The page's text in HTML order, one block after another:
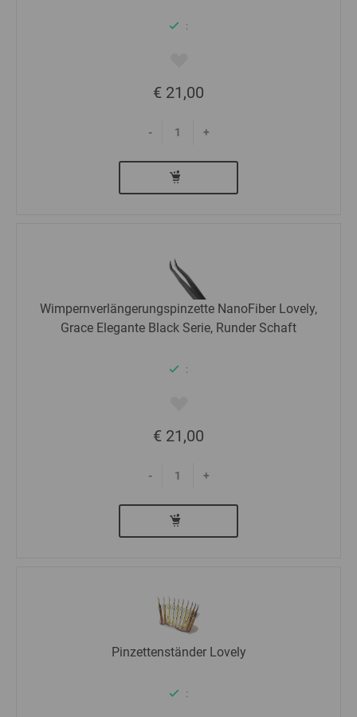
:
€ 21,00
- +
Wimpernverlängerungspinzette NanoFiber Lovely,
Grace Elegante Black Serie, Runder Schaft
:
€ 21,00
- +
Pinzettenständer Lovely
: